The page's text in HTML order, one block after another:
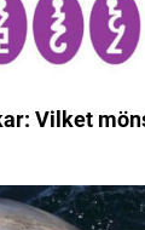
Vilket